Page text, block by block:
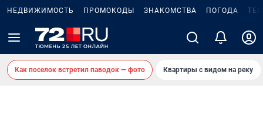
НЕДВИЖИМОСТЬ ПРОМОКОДЫ ЗНАКОМСТВА ПОГОДА
Как поселок встретил паводок — фото Квартиры с видом на реку